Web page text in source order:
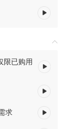
限已购用
求